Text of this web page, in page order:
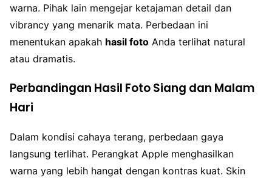
warna. Pihak lain mengejar ketajaman detail dan
vibrancy yang menarik mata. Perbedaan ini
menentukan apakah hasil foto Anda terlihat natural
atau dramatis.
Perbandingan Hasil Foto Siang dan Malam
Hari
Dalam kondisi cahaya terang, perbedaan gaya
langsung terlihat. Perangkat Apple menghasilkan
warna yang lebih hangat dengan kontras kuat. Skin